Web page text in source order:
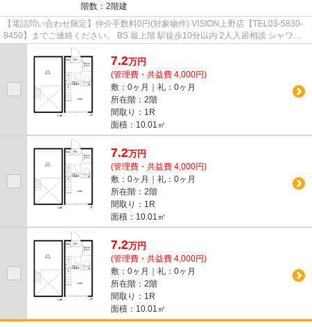
階数：2階建
【電話問い合わせ限定】仲介手数料0円(対象物件) VISION上野店【TEL03-5830-
8450】までご連絡ください。 BS 最上階 駅徒歩10分以内 2人入居相談 シャワー
ルーム
7.2万円
(管理費・共益費 4,000円)
敷：0ヶ月｜礼：0ヶ月
所在階：2階
間取り：1R
面積：10.01㎡
7.2万円
(管理費・共益費 4,000円)
敷：0ヶ月｜礼：0ヶ月
所在階：2階
間取り：1R
面積：10.01㎡
7.2万円
(管理費・共益費 4,000円)
敷：0ヶ月｜礼：0ヶ月
所在階：2階
間取り：1R
面積：10.01㎡